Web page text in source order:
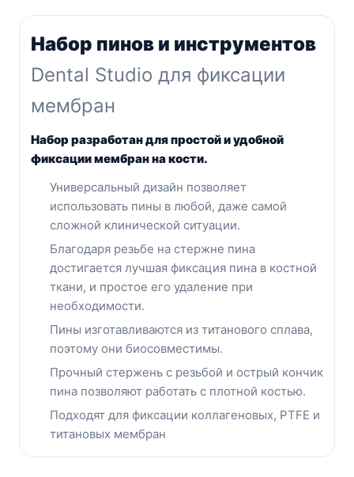
Набор пинов и инструментов
Dental Studio для фиксации
мембран
Набор разработан для простой и удобной
фиксации мембран на кости.
Универсальный дизайн позволяет
использовать пины в любой, даже самой
сложной клинической ситуации.
Благодаря резьбе на стержне пина
достигается лучшая фиксация пина в костной
ткани, и простое его удаление при
необходимости.
Пины изготавливаются из титанового сплава,
поэтому они биосовместимы.
Прочный стержень с резьбой и острый кончик
пина позволяют работать с плотной костью.
Подходят для фиксации коллагеновых, PTFE и
титановых мембран